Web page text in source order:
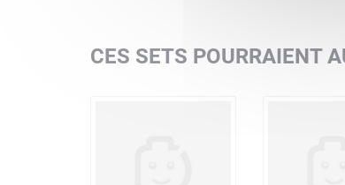
CES SETS POURRAIENT